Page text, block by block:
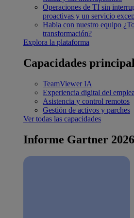
Operaciones de TI sin
proactivas y un servicio
Habla con nuestro equipo
transformación?
Explora la plataforma
Capacidades
TeamViewer IA
Experiencia digital del
Asistencia y control remotos
Gestión de activos y parches
Ver todas las capacidades
Informe Gartner 2026